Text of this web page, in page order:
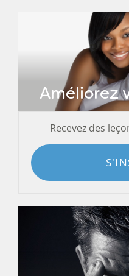
Améliorez
Recevez des